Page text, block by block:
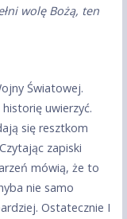
wolę Bożą, ten
Światowej.
uwierzyć.
się resztkom
zapiski
mówią, że to
nie samo
Ostatecznie I